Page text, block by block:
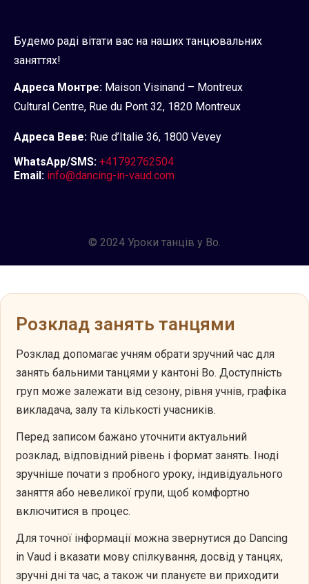
Будемо раді вітати вас на наших танцювальних
заняттях!
Адреса Монтре: Maison Visinand – Montreux
Cultural Centre, Rue du Pont 32, 1820 Montreux
Адреса Веве: Rue d’Italie 36, 1800 Vevey
WhatsApp/SMS: +41792762504
Email: info@dancing-in-vaud.com
© 2024 Уроки танців у Во.
Розклад занять танцями
Розклад допомагає учням обрати зручний час для
занять бальними танцями у кантоні Во. Доступність
груп може залежати від сезону, рівня учнів, графіка
викладача, залу та кількості учасників.
Перед записом бажано уточнити актуальний
розклад, відповідний рівень і формат занять. Іноді
зручніше почати з пробного уроку, індивідуального
заняття або невеликої групи, щоб комфортно
включитися в процес.
Для точної інформації можна звернутися до Dancing
in Vaud і вказати мову спілкування, досвід у танцях,
зручні дні та час, а також чи плануєте ви приходити